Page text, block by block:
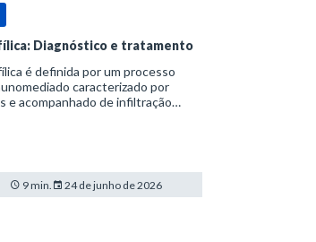
Diagnóstico e tratamento
é definida por um processo
caracterizado por
e acompanhado de infiltração
doença do refluxo gastr
9 min. 24 de junho de 2026